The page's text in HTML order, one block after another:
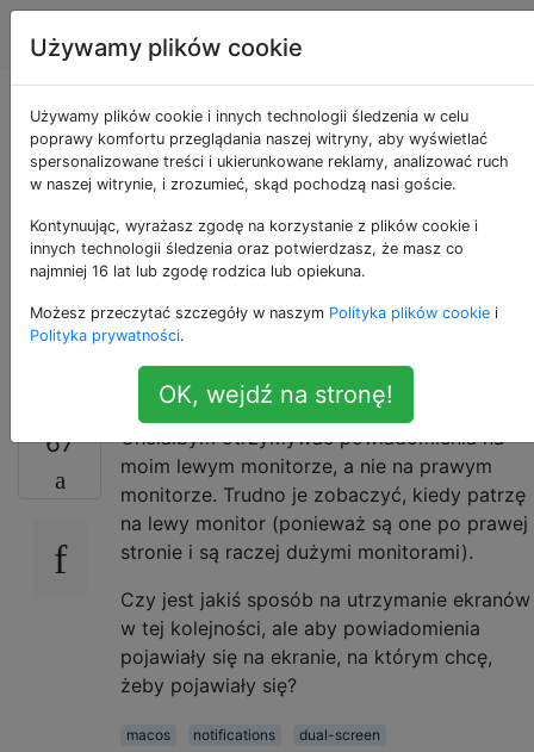
Apple Tagi
Powiadomienia na
podwójnych
monitorach: jak mogę
określić, który
monitor?
67
Chciałbym otrzymywać powiadomienia na
moim lewym monitorze, a nie na prawym
monitorze. Trudno je zobaczyć, kiedy patrzę
na lewy monitor (ponieważ są one po prawej
stronie i są raczej dużymi monitorami).
Czy jest jakiś sposób na utrzymanie ekranów
w tej kolejności, ale aby powiadomienia
pojawiały się na ekranie, na którym chcę,
żeby pojawiały się?
macos notifications
dual-screen
Używamy plików cookie
Używamy plików cookie i innych technologii śledzenia w celu
poprawy komfortu przeglądania naszej witryny, aby wyświetlać
spersonalizowane treści i ukierunkowane reklamy, analizować ruch
w naszej witrynie, i zrozumieć, skąd pochodzą nasi goście.
Kontynuując, wyrażasz zgodę na korzystanie z plików cookie i
innych technologii śledzenia oraz potwierdzasz, że masz co
najmniej 16 lat lub zgodę rodzica lub opiekuna.
Możesz przeczytać szczegóły w naszym Polityka plików cookie i
Polityka prywatności.
OK, wejdź na stronę!